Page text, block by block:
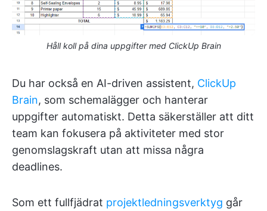
Håll koll på dina uppgifter med ClickUp Brain
Du har också en AI-driven assistent, ClickUp
Brain, som schemalägger och hanterar
uppgifter automatiskt. Detta säkerställer att ditt
team kan fokusera på aktiviteter med stor
genomslagskraft utan att missa några
deadlines.
Som ett fullfjädrat projektledningsverktyg går